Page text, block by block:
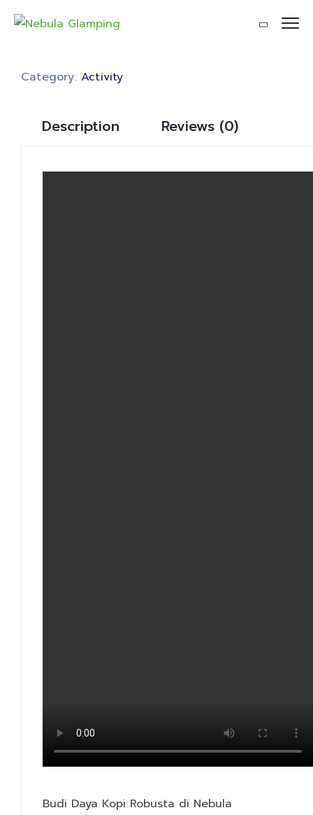
Category: Activity
Description Reviews (0)
Budi Daya Kopi Robusta di Nebula